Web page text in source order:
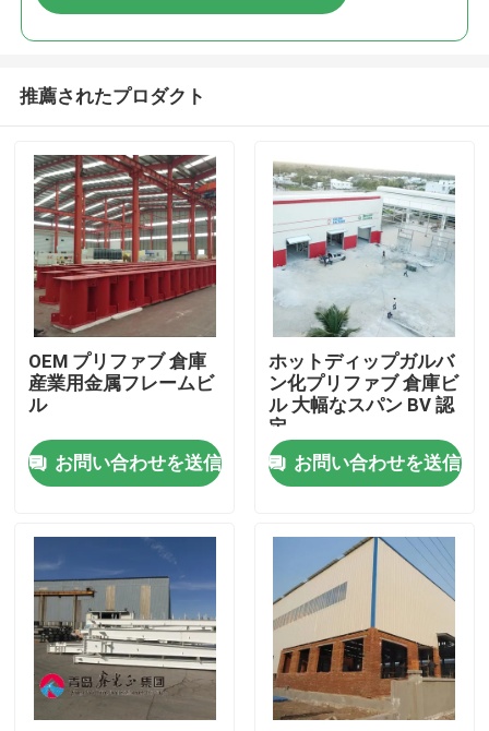
製品
わたしたち に つい て
推薦されたプロダクト
OEM プリファブ 倉庫
産業用金属フレームビ
ル
お問い合わせを送信
ホットディップガルバ
ン化プリファブ 倉庫ビ
ル 大幅なスパン BV 認
定
お問い合わせを送信